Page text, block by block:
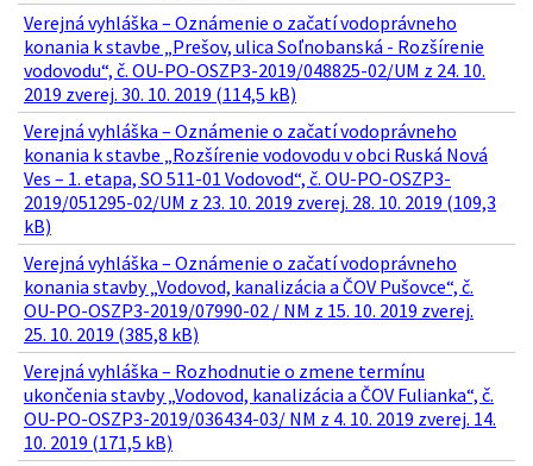
Verejná vyhláška – Oznámenie o začatí vodoprávneho
konania k stavbe „Prešov, ulica Soľnobanská - Rozšírenie
vodovodu“, č. OU-PO-OSZP3-2019/048825-02/UM z 24. 10.
2019 zverej. 30. 10. 2019 (114,5 kB)
Verejná vyhláška – Oznámenie o začatí vodoprávneho
konania k stavbe „Rozšírenie vodovodu v obci Ruská Nová
Ves – 1. etapa, SO 511-01 Vodovod“, č. OU-PO-OSZP3-
2019/051295-02/UM z 23. 10. 2019 zverej. 28. 10. 2019 (109,3
kB)
Verejná vyhláška – Oznámenie o začatí vodoprávneho
konania stavby „Vodovod, kanalizácia a ČOV Pušovce“, č.
OU-PO-OSZP3-2019/07990-02 / NM z 15. 10. 2019 zverej.
25. 10. 2019 (385,8 kB)
Verejná vyhláška – Rozhodnutie o zmene termínu
ukončenia stavby „Vodovod, kanalizácia a ČOV Fulianka“, č.
OU-PO-OSZP3-2019/036434-03/ NM z 4. 10. 2019 zverej. 14.
10. 2019 (171,5 kB)